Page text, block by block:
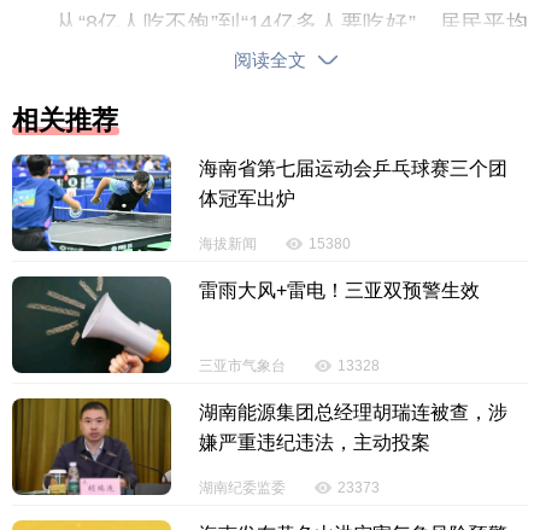
从“8亿人吃不饱”到“14亿多人要吃好”，居民平均
预期寿命提高到超过79岁，建成世界上规模最大的教
产党领导下，人民生活实现了从温饱不足到总体小
康、再到全面小康的历史性跨越，人民群众获得感、
幸福感、安全感显著增强。
柴米油盐、三餐四季，物阜民丰、万家灯火。“幼
有所育、学有所教、劳有所得、病有所医、老有所
养、住有所居、弱有所扶”的梦想，一步步成为现实。
这是身份地位的深刻重塑——
习近平总书记指出，一个国家民主不民主，关键
在于是不是真正做到了人民当家作主。
阅读全文
相关推荐
海南省第七届运动会乒乓球赛三个团
体冠军出炉
海拔新闻 15380
雷雨大风+雷电！三亚双预警生效
三亚市气象台 13328
湖南能源集团总经理胡瑞连被查，涉
嫌严重违纪违法，主动投案
湖南纪委监委 23373